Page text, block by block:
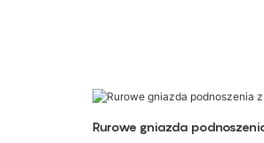
Rurowe gniazda